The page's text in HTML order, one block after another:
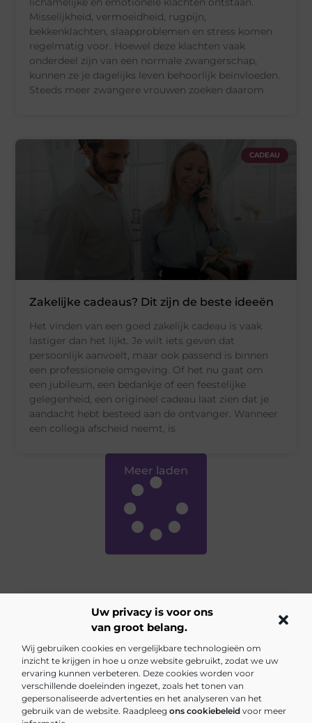
Uw privacy is voor ons
van groot belang.
Wij gebruiken cookies en vergelijkbare technologieën om
inzicht te krijgen in hoe u onze website gebruikt, zodat we uw
ervaring kunnen verbeteren. Deze cookies worden voor
verschillende doeleinden ingezet, zoals het tonen van
gepersonaliseerde advertenties en het analyseren van het
gebruik van de website. Raadpleeg ons cookiebeleid voor meer
Misselijkheid, vermoeidheid, rugpijn,
bekkenklachten, slaapproblemen en stress komen
regelmatig voor. Hoewel deze klachten vaak
onderdeel zijn van een normale zwangerschap,
kunnen ze je dagelijks leven behoorlijk beïnvloeden.
Steeds meer zwangere vrouwen zoeken daarom
CADEAU
Zakelijke cadeaus? Dit zijn de beste ideeën
Het vinden van een goed zakelijk cadeau is vaak
lastiger dan het lijkt. Je wilt iets geven dat
persoonlijk aanvoelt, maar ook passend is binnen
een professionele omgeving. Of het nu gaat om
een jubileum, een bedankje of een feestelijke
gelegenheid, een origineel cadeau laat zien dat je
aandacht hebt besteed aan de ontvanger. Wanneer
een collega afscheid neemt, is
Meer laden
Main Links
Elke dag iets nieuws op van5tot9.nl